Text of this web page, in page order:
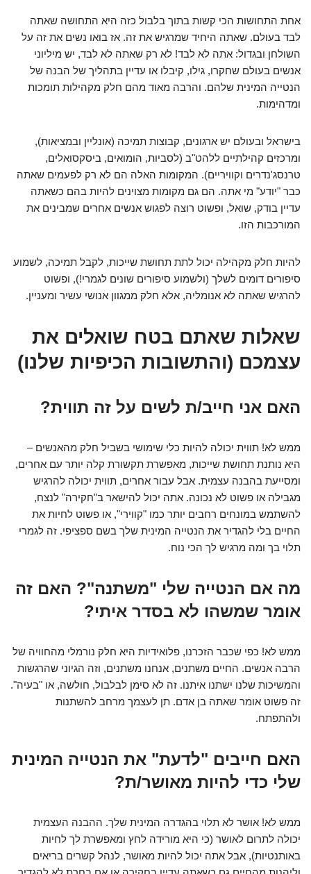
אחת התחושות הכי קשות בתוך בלבול כזה היא התחושה שאתה
לבד בעולם. שאתה היחיד שמרגיש את זה. אז בואו נשים את זה על
השולחן ובגדול: אתה לא לבד! לא רק שאתה לא לבד, יש מיליוני
אנשים בעולם שחקרו, גילו, קיבלו או עדיין בתהליך של הבנה של
הנטייה המינית שלהם. והרבה מאוד מהם חלק מקהילות תומכות
ומדהימות.
בישראל ובעולם יש ארגונים, קבוצות תמיכה (אונליין ובמציאות),
ומרכזים קהילתיים ללהט"ב (לסביות, הומואים, ביסקסואלים,
טרנסג'נדרים וקוויריים). המקומות האלה הם לא רק לפעמים שאתה
כבר "יודע" מי אתה. הם גם מקומות מצוינים להיות בהם כשאתה
עדיין בודק, שואל, ופשוט רוצה לפגוש אנשים אחרים שמבינים את
המורכבות הזו.
להיות חלק מקהילה יכול לתת תחושת שייכות, לקבל תמיכה, לשמוע
סיפורים דומים לשלך (ולשמוע סיפורים שונים לגמרי!), ופשוט
להרגיש שאתה לא אנומליה, אלא חלק ממגוון אנושי עשיר ומעניין.
שאלות שאתם בטח שואלים את
עצמכם (והתשובות הכיפיות שלנו)
האם אני חייב/ת לשים על זה תווית?
ממש לא! תווית יכולה להיות כלי שימושי בשביל חלק מהאנשים –
היא נותנת תחושת שייכות, מאפשרת תקשורת קלה יותר עם אחרים,
ומסייעת בהבנה עצמית. אבל עבור אחרים, תווית יכולה להרגיש
מגבילה או פשוט לא נכונה. אתה יכול להישאר ב"חקירה" לנצח,
להשתמש במונחים רחבים יותר כמו "קווירי", או פשוט לחיות את
החיים בלי להגדיר את הנטייה המינית שלך בשם ספציפי. זה לגמרי
תלוי בך ומה מרגיש לך הכי נוח.
מה אם הנטייה שלי "משתנה"? האם זה
אומר שמשהו לא בסדר איתי?
ממש לא! כפי שכבר הזכרנו, פלואידיות היא חלק נורמלי מהחוויה של
הרבה אנשים. החיים משתנים, אנחנו משתנים, וזה הגיוני שהרגשות
והמשיכות שלנו ישתנו איתנו. זה לא סימן לבלבול, חולשה, או "בעיה".
זה פשוט אומר שאתה בן אדם. תן לעצמך מרחב להשתנות
ולהתפתח.
האם חייבים "לדעת" את הנטייה המינית
שלי כדי להיות מאושר/ת?
ממש לא! אושר לא תלוי בהגדרה המינית שלך. ההבנה העצמית
יכולה לתרום לאושר (כי היא מורידה לחץ ומאפשרת לך לחיות
באותנטיות), אבל אתה יכול להיות מאושר, לנהל קשרים בריאים